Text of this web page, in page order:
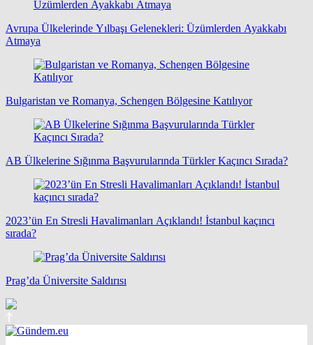
Avrupa Ülkelerinde Yılbaşı Gelenekleri: Üzümlerden Ayakkabı
Atmaya
Bulgaristan ve Romanya, Schengen Bölgesine Katılıyor
AB Ülkelerine Sığınma Başvurularında Türkler Kaçıncı Sırada?
2023’ün En Stresli Havalimanları Açıklandı! İstanbul kaçıncı
sırada?
Prag’da Üniversite Saldırısı